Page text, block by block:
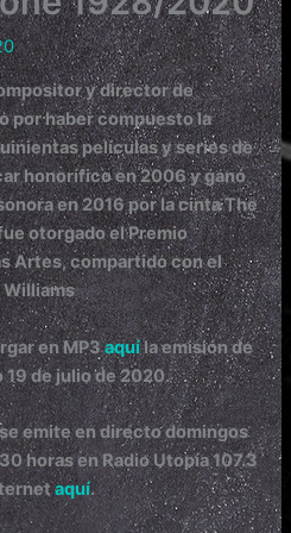
y director de
por haber compuesto la
películas y series de
honorífico en 2006 y ganó
en 2016 por la cinta The
otorgado el Premio
Artes, compartido con el
en MP3aquíla emisión de
19 de julio de 2020.
emite en directo domingos
horas en Radio Utopía 107.3
aquí.